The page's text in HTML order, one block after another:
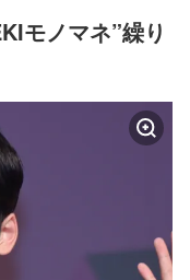
モノマネ”繰り